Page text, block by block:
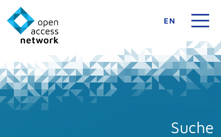
EN
Suche